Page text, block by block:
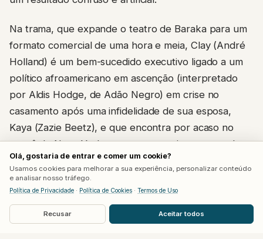
formato comercial de uma hora e meia, Clay (André
Holland) é um bem-sucedido executivo ligado a um
político afroamericano em ascenção (interpretado
por Aldis Hodge, de Adão Negro) em crise no
casamento após uma infidelidade de sua esposa,
Kaya (Zazie Beetz), e que encontra por acaso no
metrô de Nova York com a provocativa e sensual
num jogo de manipulação psicológica e sexual que
culmina numa situação pública insustentável – tudo
Olá, gostaria de entrar e comer um cookie?
Usamos cookies para melhorar a sua experiência, personalizar conteúdo
e analisar nosso tráfego.
Política de Privacidade · Política de Cookies · Termos de Uso
Recusar Aceitar todos